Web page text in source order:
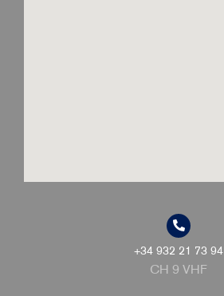
+34 932 21 73 94
CH 9 VHF